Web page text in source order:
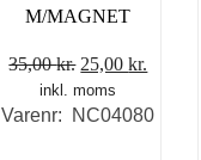
M/MAGNET
35,00kr. Den
oprindelige
pris
25,00kr.
pris
inkl. moms
Varenr: NC04080